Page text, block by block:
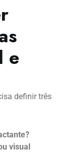
e
definir três
visual